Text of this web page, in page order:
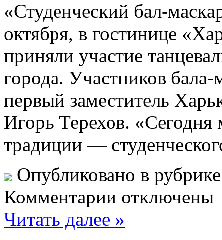
«Студeнчeский бaл-
октября, в гостинице
приняли участие
города. Участников бала-
первый заместитель
Игорь Терехов.
традиции —
Опубликовано в
Комментарии отключены
Читать далее »